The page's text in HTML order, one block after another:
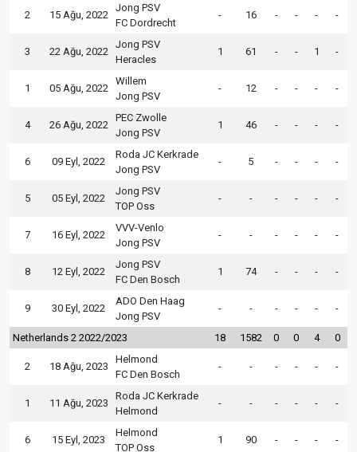
2 15 Ağu, 2022
Jong PSV
FC Dordrecht
- 16 - - - -
3 22 Ağu, 2022
Jong PSV
Heracles
1 61 - - 1 -
1 05 Ağu, 2022
Willem
Jong PSV
- 12 - - - -
4 26 Ağu, 2022
PEC Zwolle
Jong PSV
1 46 - - - -
6 09 Eyl, 2022
Roda JC Kerkrade
Jong PSV
- 5 - - - -
5 05 Eyl, 2022
Jong PSV
TOP Oss
- - - - - -
7 16 Eyl, 2022
VVV-Venlo
Jong PSV
- - - - - -
8 12 Eyl, 2022
Jong PSV
FC Den Bosch
1 74 - - - -
9 30 Eyl, 2022
ADO Den Haag
Jong PSV
- - - - - -
Netherlands 2 2022/2023 18 1582 0 0 4 0
2 18 Ağu, 2023
Helmond
FC Den Bosch
- - - - - -
1 11 Ağu, 2023
Roda JC Kerkrade
Helmond
- - - - - -
6 15 Eyl, 2023
Helmond
TOP Oss
1 90 - - - -